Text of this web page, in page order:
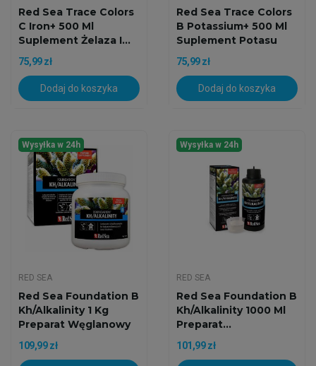
Red Sea Trace Colors
C Iron+ 500 Ml
Suplement Żelaza I...
75,99 zł
Dodaj do koszyka
Red Sea Trace Colors
B Potassium+ 500 Ml
Suplement Potasu
75,99 zł
Dodaj do koszyka
Wysyłka w 24h
RED SEA
Red Sea Foundation B
Kh/Alkalinity 1 Kg
Preparat Węglanowy
109,99 zł
Wysyłka w 24h
RED SEA
Red Sea Foundation B
Kh/Alkalinity 1000 Ml
Preparat...
101,99 zł